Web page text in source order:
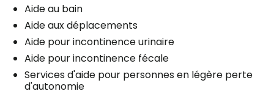
Aide au bain
Aide aux déplacements
Aide pour incontinence urinaire
Aide pour incontinence fécale
Services d'aide pour personnes en légère perte
d'autonomie